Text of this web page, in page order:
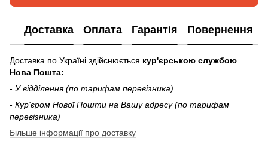
Доставка Оплата Гарантія Повернення
Доставка по Україні здійснюється кур'єрською службою
Нова Пошта:
- У відділення (по тарифам перевізника)
- Кур'єром Нової Пошти на Вашу адресу (по тарифам
перевізника)
Більше інформації про доставку